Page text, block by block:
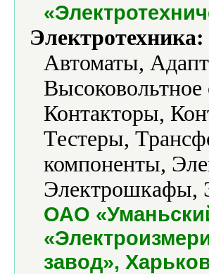
Электротехника:
Автоматы,
Контакторы,
Тестеры,
компоненты,
Электрошкафы,
ОАО
завод»,